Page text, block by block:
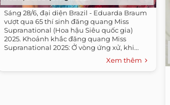
Sáng 28/6, đại diện Brazil - Eduarda Braum
vượt qua 65 thí sinh đăng quang Miss
Supranational (Hoa hậu Siêu quốc gia)
2025. Khoảnh khắc đăng quang Miss
Supranational 2025: Ở vòng ứng xử, khi...
Xem thêm